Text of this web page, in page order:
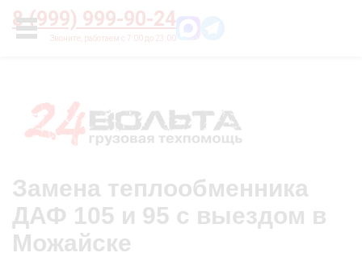
8 (999) 999-90-24
УСЛУГИ
Главная О нас Цены
Замена теплообменника
ДАФ 105 и 95 с выездом в
Можайске